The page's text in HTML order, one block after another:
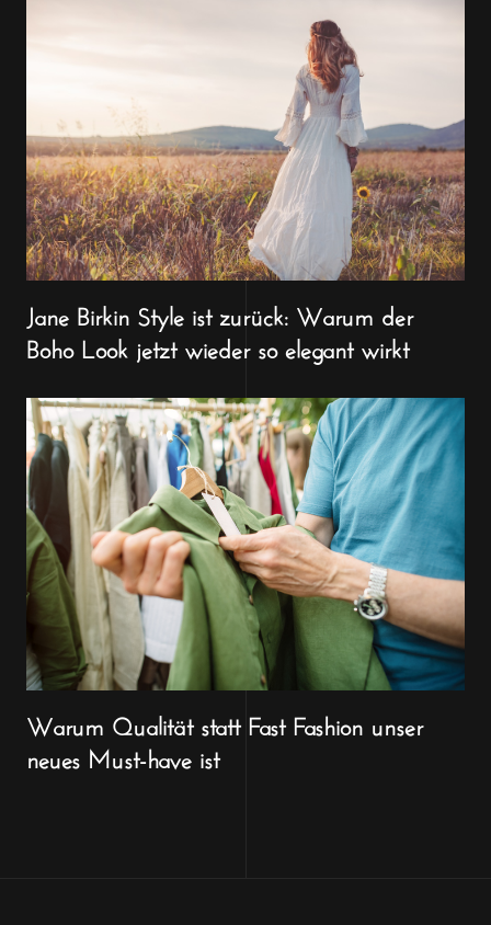
Jane Birkin Style ist zurück: Warum der
Boho Look jetzt wieder so elegant wirkt
Warum Qualität statt Fast Fashion unser
neues Must-have ist